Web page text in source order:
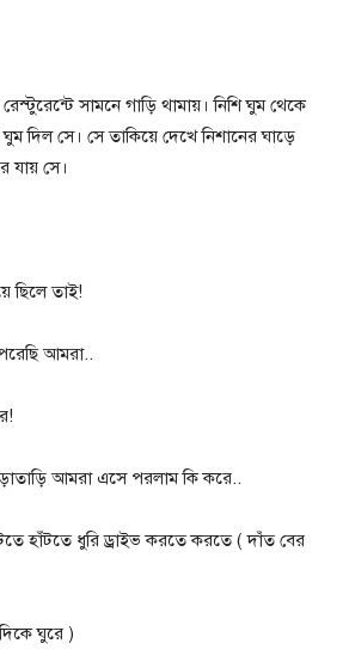
সামনে গাড়ি থামায়। নিশি ঘুম থেকে
দিল সে।‌ সে তাকিয়ে দেখে নিশানের ঘাড়ে
যায় সে।
ছিলে তাই!
আমরা..
আমরা এসে পরলাম কি করে..
হাঁটতে ধুরি ড্রাইভ করতে করতে ( দাঁত বের
ঘুরে )